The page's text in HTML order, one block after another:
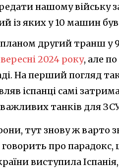
нашому війську
із яких у 10 машин
другий транш у 9
2024 року, але
На перший погляд
іспанці самі
танків для
тут знову ж варто
про
виступила